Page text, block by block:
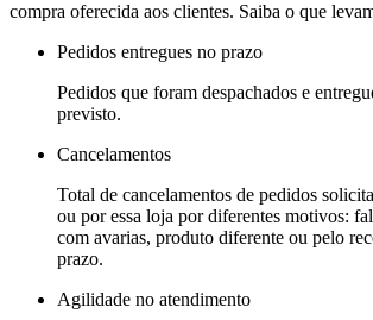
compra oferecida aos clientes. Saiba o que
Pedidos entregues no prazo
Pedidos que foram despachados e
previsto.
Cancelamentos
Total de cancelamentos de pedidos
ou por essa loja por diferentes motivos:
com avarias, produto diferente ou pelo
prazo.
Agilidade no atendimento